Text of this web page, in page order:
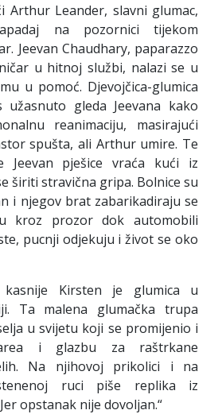
Arthur Leander, slavni glumac,
na pozornici tijekom
Jeevan Chaudhary, paparazzo
u hitnoj službi, nalazi se u
u pomoć. Djevojčica-glumica
užasnuto gleda Jeevana kako
reanimaciju, masirajući
spušta, ali Arthur umire. Te
pješice vraća kući iz
širiti stravična gripa. Bolnice su
i njegov brat zabarikadiraju se
kroz prozor dok automobili
pucnji odjekuju i život se oko
kasnije Kirsten je glumica u
Ta malena glumačka trupa
u svijetu koji se promijenio i
i glazbu za raštrkane
Na njihovoj prikolici i na
ruci piše replika iz
opstanak nije dovoljan.“